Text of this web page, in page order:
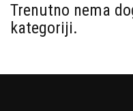
Trenutno nema
kategoriji.